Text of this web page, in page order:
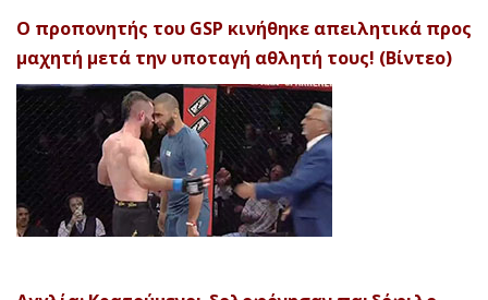
Ο προπονητής του GSP κινήθηκε απειλητικά προς
μαχητή μετά την υποταγή αθλητή τους! (Βίντεο)